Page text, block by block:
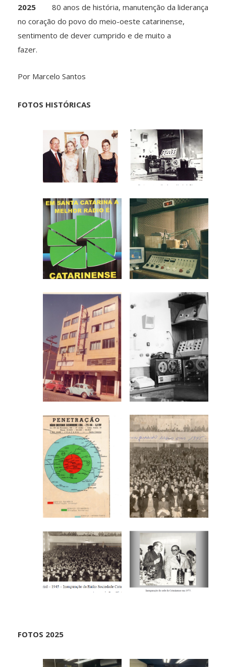
2025
80 anos de história, manutenção da liderança
no coração do povo do meio-oeste catarinense,
sentimento de dever cumprido e de muito a
fazer.
Por Marcelo Santos
FOTOS HISTÓRICAS
FOTOS 2025